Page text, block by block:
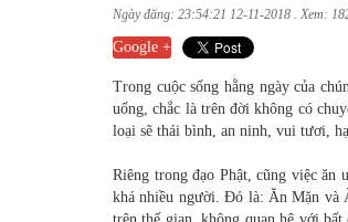
Ngày đăng: 23:54:21 12-11-2018 . Xem:
Google +
Trong cuộc sống hằng ngày của
uống, chắc là trên đời không có
loại sẽ thái bình, an ninh, vui tươi,
Riêng trong đạo Phật, cũng việc ăn
khá nhiều người. Ðó là: Ăn Mặn và